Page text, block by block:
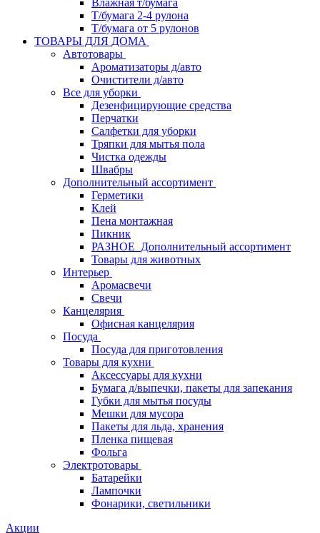
Влажная т/бумага
Т/бумага 2-4 рулона
Т/бумага от 5 рулонов
ТОВАРЫ ДЛЯ ДОМА
Автотовары
Ароматизаторы д/авто
Очистители д/авто
Все для уборки
Дезенфицирующие средства
Перчатки
Салфетки для уборки
Тряпки для мытья пола
Чистка одежды
Швабры
Дополнительный ассортимент
Герметики
Клей
Пена монтажная
Пикник
РАЗНОЕ_Дополнительный ассортимент
Товары для животных
Интерьер
Аромасвечи
Свечи
Канцелярия
Офисная канцелярия
Посуда
Посуда для приготовления
Товары для кухни
Аксессуары для кухни
Бумага д/выпечки, пакеты для запекания
Губки для мытья посуды
Мешки для мусора
Пакеты для льда, хранения
Пленка пищевая
Фольга
Электротовары
Батарейки
Лампочки
Фонарики, светильники
Акции